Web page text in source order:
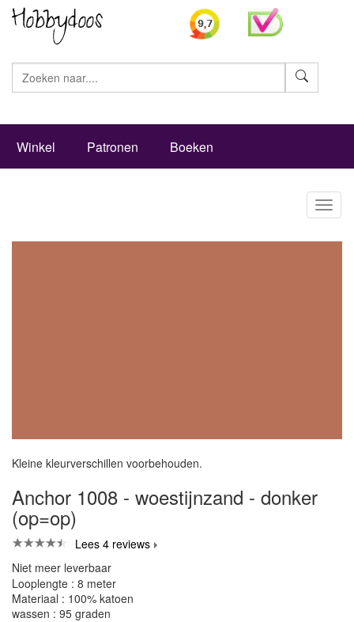
Winkel Patronen Boeken
Kleine kleurverschillen voorbehouden.
Anchor 1008 - woestijnzand - donker
(op=op)
Lees 4 reviews
Niet meer leverbaar
Looplengte : 8 meter
Materiaal : 100% katoen
wassen : 95 graden